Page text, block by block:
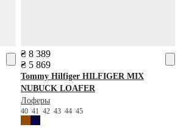
₴ 8 389
₴ 5 869
Tommy HilfigerHILFIGER MIX
NUBUCK LOAFER
Лоферы
40 41 42 43 44 45